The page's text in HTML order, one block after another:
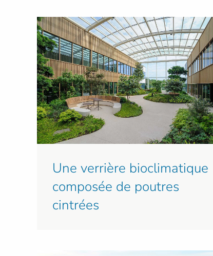
Une verrière bioclimatique
composée de poutres
cintrées